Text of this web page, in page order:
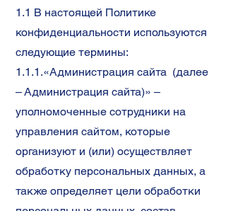
1.1 В настоящей Политике
конфиденциальности используются
следующие термины:
1.1.1.«Администрация сайта (далее
– Администрация сайта)» –
уполномоченные сотрудники на
управления сайтом, которые
организуют и (или) осуществляет
обработку персональных данных, а
также определяет цели обработки